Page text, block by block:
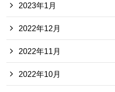
2023年1月
2022年12月
2022年11月
2022年10月